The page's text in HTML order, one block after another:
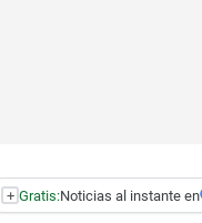
+ Gratis:Noticias al instante en